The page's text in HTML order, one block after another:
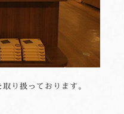
り扱っております。